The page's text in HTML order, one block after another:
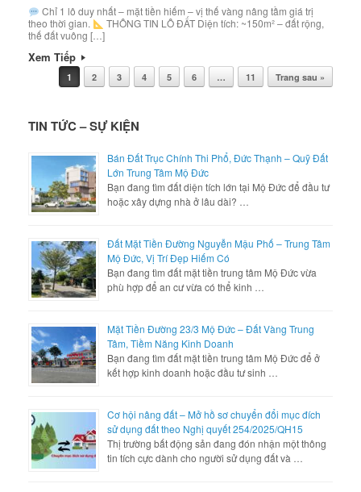
Chỉ 1 lô duy nhất – mặt tiền hiếm – vị thế vàng nâng tầm giá trị
theo thời gian.
THÔNG TIN LÔ ĐẤT Diện tích: ~150m² – đất rộng,
thế đất vuông […]
Xem Tiếp
Post navigation
1 2 3 4 5 6 … 11 Trang sau »
TIN TỨC – SỰ KIỆN
Bán Đất Trục Chính Thi Phổ, Đức Thạnh – Quỹ Đất
Lớn Trung Tâm Mộ Đức
Bạn đang tìm đất diện tích lớn tại Mộ Đức để đầu tư
hoặc xây dựng nhà ở lâu dài? …
Đất Mặt Tiền Đường Nguyễn Mậu Phố – Trung Tâm
Mộ Đức, Vị Trí Đẹp Hiếm Có
Bạn đang tìm đất mặt tiền trung tâm Mộ Đức vừa
phù hợp để an cư vừa có thể kinh …
Mặt Tiền Đường 23/3 Mộ Đức – Đất Vàng Trung
Tâm, Tiềm Năng Kinh Doanh
Bạn đang tìm đất mặt tiền trung tâm Mộ Đức để ở
kết hợp kinh doanh hoặc đầu tư sinh …
Cơ hội nâng đất – Mở hồ sơ chuyển đổi mục đích
sử dụng đất theo Nghị quyết 254/2025/QH15
Thị trường bất động sản đang đón nhận một thông
tin tích cực dành cho người sử dụng đất và …